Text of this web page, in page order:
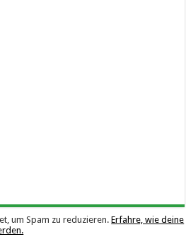
um Spam zu reduzieren.Erfahre, wie deine